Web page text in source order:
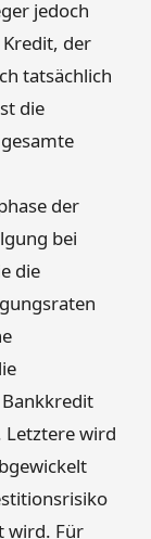
jedoch
der
tatsächlich
die
der
bei
die
wird
wird. Für